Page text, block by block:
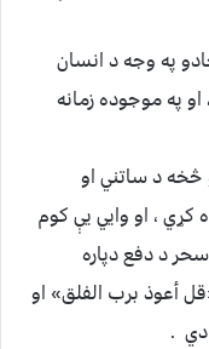
په وجه د انسان
په موجوده زمانه
څخه د ساتني او
کړي ، او وايي يې کوم
د دفع دپاره
برب الفلق» او
دي .